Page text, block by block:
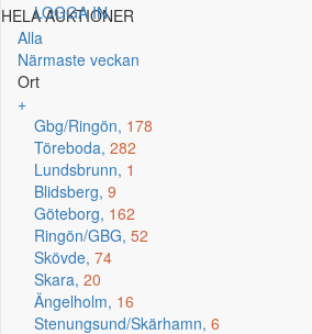
LOGGA IN
HELA AUKTIONER
Alla
Närmaste veckan
Ort
+
Gbg/Ringön, 178
Töreboda, 282
Lundsbrunn, 1
Blidsberg, 9
Göteborg, 162
Ringön/GBG, 52
Skövde, 74
Skara, 20
Ängelholm, 16
Stenungsund/Skärhamn, 6